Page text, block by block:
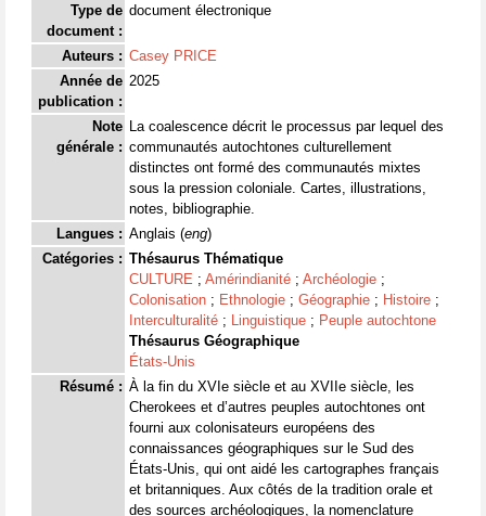
Type de
document :
document électronique
Auteurs : Casey PRICE
Année de
publication :
2025
Note
générale :
La coalescence décrit le processus par lequel des
communautés autochtones culturellement
distinctes ont formé des communautés mixtes
sous la pression coloniale. Cartes, illustrations,
notes, bibliographie.
Langues : Anglais (eng)
Catégories : Thésaurus Thématique
CULTURE ; Amérindianité ; Archéologie ;
Colonisation ; Ethnologie ; Géographie ; Histoire ;
Interculturalité ; Linguistique ; Peuple autochtone
Thésaurus Géographique
États-Unis
Résumé : À la fin du XVIe siècle et au XVIIe siècle, les
Cherokees et d’autres peuples autochtones ont
fourni aux colonisateurs européens des
connaissances géographiques sur le Sud des
États-Unis, qui ont aidé les cartographes français
et britanniques. Aux côtés de la tradition orale et
des sources archéologiques, la nomenclature